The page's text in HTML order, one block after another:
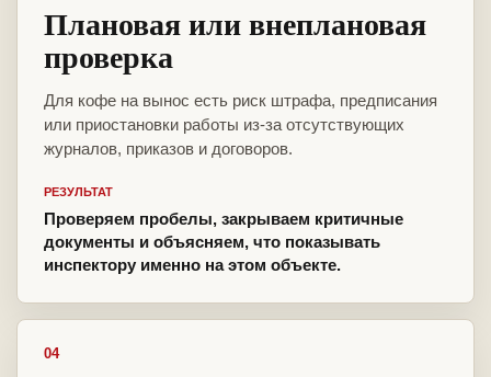
Плановая или внеплановая
проверка
Для кофе на вынос есть риск штрафа, предписания
или приостановки работы из-за отсутствующих
журналов, приказов и договоров.
РЕЗУЛЬТАТ
Проверяем пробелы, закрываем критичные
документы и объясняем, что показывать
инспектору именно на этом объекте.
04